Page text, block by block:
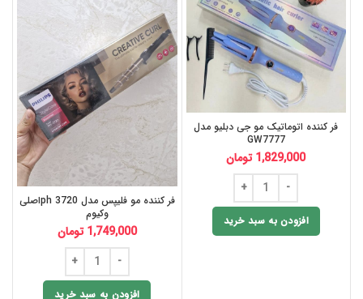
فر کننده اتوماتیک مو جی دبلیو مدل
GW7777
1,829,000 تومان
افزودن به سبد خرید
فر کننده مو فلیپس مدل ph 3720اصلی
وکیوم
1,749,000 تومان
افزودن به سبد خرید